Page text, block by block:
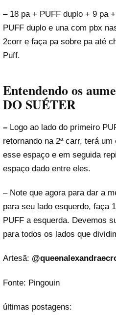
– 18 pa + PUFF duplo + 9 pa
PUFF duplo e una com pbx
2corr e faça pa sobre pa até
Puff.
Entendendo os
DO SUÉTER
– Logo ao lado do primeiro
retornando na 2ª carr, terá
esse espaço e em seguida
espaço dado entre eles.
– Note que agora para dar a
para seu lado esquerdo, faça
PUFF a esquerda. Devemos
para todos os lados que
Artesã:
Fonte: Pingouin
últimas postagens: